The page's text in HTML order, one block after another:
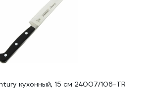
кухонный, 15 см 24007/106-TR